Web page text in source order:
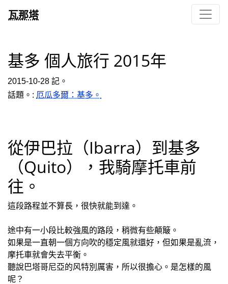
瓦那塔
基多 個人旅行 2015年
2015-10-28 記。
話題。: 厄瓜多爾：基多。
從伊巴拉（Ibarra）到基多
（Quito），我騎摩托車前
往。
這段路程並不算長，很快就能到達。
途中有一小段比較強風的路段，稍微有些顛簸。
如果是一直朝一個方向吹的穩定風就還好，但如果是亂流，
摩托車就會失去平衡。
聽說巴塔哥尼亞的风特別厲害，所以很擔心。是怎樣的風
呢？